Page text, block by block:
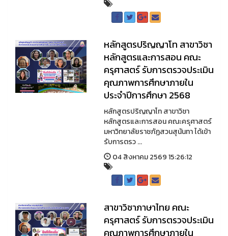
หลักสูตรปริญญาโท สาขาวิชา
หลักสูตรและการสอน คณะ
ครุศาสตร์ รับการตรวจประเมิน
คุณภาพการศึกษาภายใน
ประจำปีการศึกษา 2568
หลักสูตรปริญญาโท สาขาวิชา
หลักสูตรและการสอน คณะครุศาสตร์
มหาวิทยาลัยราชภัฏสวนสุนันทา ได้เข้า
รับการตรว ...
04 สิงหาคม 2569 15:26:12
สาขาวิชาภาษาไทย คณะ
ครุศาสตร์ รับการตรวจประเมิน
คุณภาพการศึกษาภายใน